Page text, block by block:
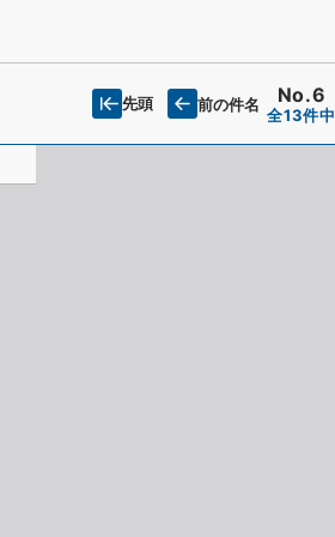
先頭 前の件名 No.6
全13件中